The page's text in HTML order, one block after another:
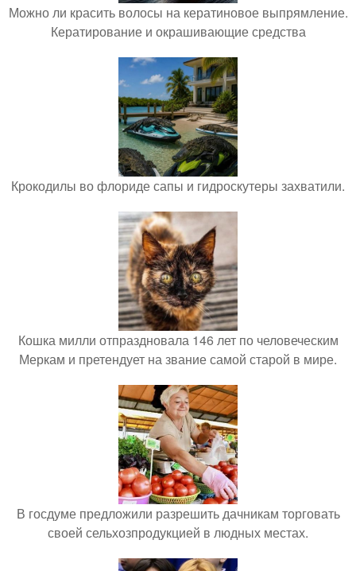
Можно ли красить волосы на кератиновое выпрямление.
Кератирование и окрашивающие средства
Крокодилы во флориде сапы и гидроскутеры захватили.
Кошка милли отпраздновала 146 лет по человеческим
Меркам и претендует на звание самой старой в мире.
В госдуме предложили разрешить дачникам торговать
своей сельхозпродукцией в людных местах.